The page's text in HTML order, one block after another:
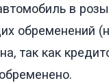
в
обременений
так как